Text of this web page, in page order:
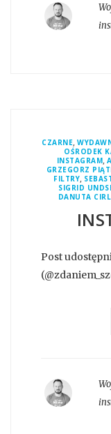
CZARNE,
OŚRODEK
INSTAGRAM,
GRZEGORZ
FILTRY,
SIGRID
DANUTA
Post